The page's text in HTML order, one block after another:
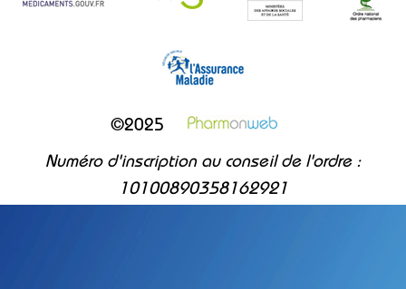
©2025
Numéro d'inscription au conseil de l'ordre :
10100890358162921